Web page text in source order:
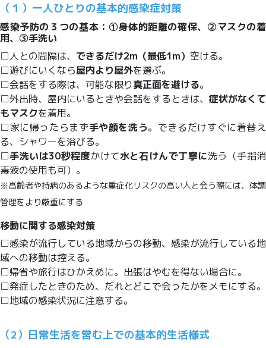
（１）一人ひとりの基本的感染症対策
感染予防の３つの基本：①身体的距離の確保、②マスクの着
用、③手洗い
□人との間隔は、 できるだけ2m（最低1m） 空ける。
□遊びにいくなら屋内より屋外を選ぶ。
□会話をする際は、可能な限り真正面を避ける。
□外出時、屋内にいるときや会話をするときは、症状がなくて
もマスクを着用。
□家に帰ったらまず手や顔を洗う。できるだけすぐに着替え
る、シャワーを浴びる。
□手洗いは30秒程度かけて水と石けんで丁寧に洗う（手指消
毒液の使用も可）。
※高齢者や持病のあるような重症化リスクの高い人と会う際には、体調
管理をより厳重にする
移動に関する感染対策
□感染が流行している地域からの移動、感染が流行している地
域への移動は控える。
□帰省や旅行はひかえめに。出張はやむを得ない場合に。
□発症したときのため、だれとどこで会ったかをメモにする。
□地域の感染状況に注意する。
（2）日常生活を営む上での基本的生活様式